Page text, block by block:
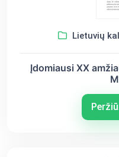
Lietuvių
Įdomiausi XX